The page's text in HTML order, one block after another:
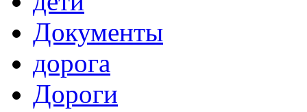
Документы
дорога
Дороги